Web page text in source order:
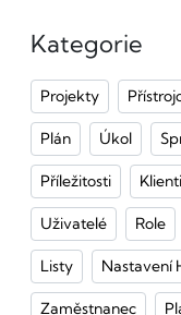
Kategorie
Projekty
Plán Úkol
Příležitosti Klienti
Uživatelé Role
Listy Nastavení
Zaměstnanec